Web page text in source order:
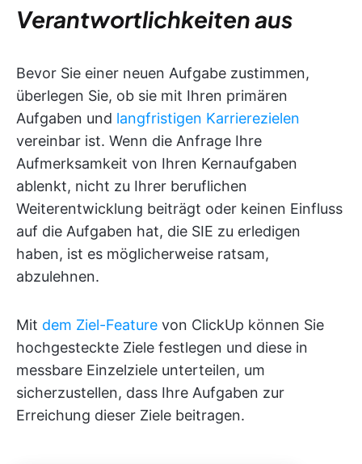
Verantwortlichkeiten aus
Bevor Sie einer neuen Aufgabe zustimmen,
überlegen Sie, ob sie mit Ihren primären
Aufgaben und langfristigen Karrierezielen
vereinbar ist. Wenn die Anfrage Ihre
Aufmerksamkeit von Ihren Kernaufgaben
ablenkt, nicht zu Ihrer beruflichen
Weiterentwicklung beiträgt oder keinen Einfluss
auf die Aufgaben hat, die SIE zu erledigen
haben, ist es möglicherweise ratsam,
abzulehnen.
Mit dem Ziel-Feature von ClickUp können Sie
hochgesteckte Ziele festlegen und diese in
messbare Einzelziele unterteilen, um
sicherzustellen, dass Ihre Aufgaben zur
Erreichung dieser Ziele beitragen.